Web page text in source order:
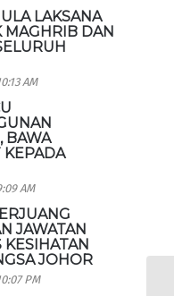
LAKSANA
MAGHRIB DAN
AM
BAWA
KEPADA
AM
JAWATAN
KESIHATAN
JOHOR
PM